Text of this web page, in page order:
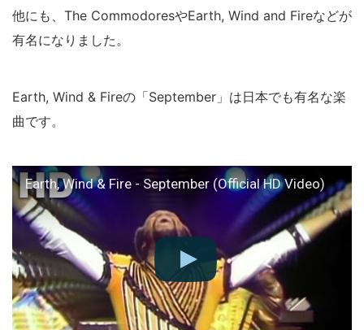
他にも、The CommodoresやEarth, Wind and Fireなどが
有名になりました。
Earth, Wind & Fireの「September」は日本でも有名な楽
曲です。
Earth, Wind & Fire - September (Official HD Video)